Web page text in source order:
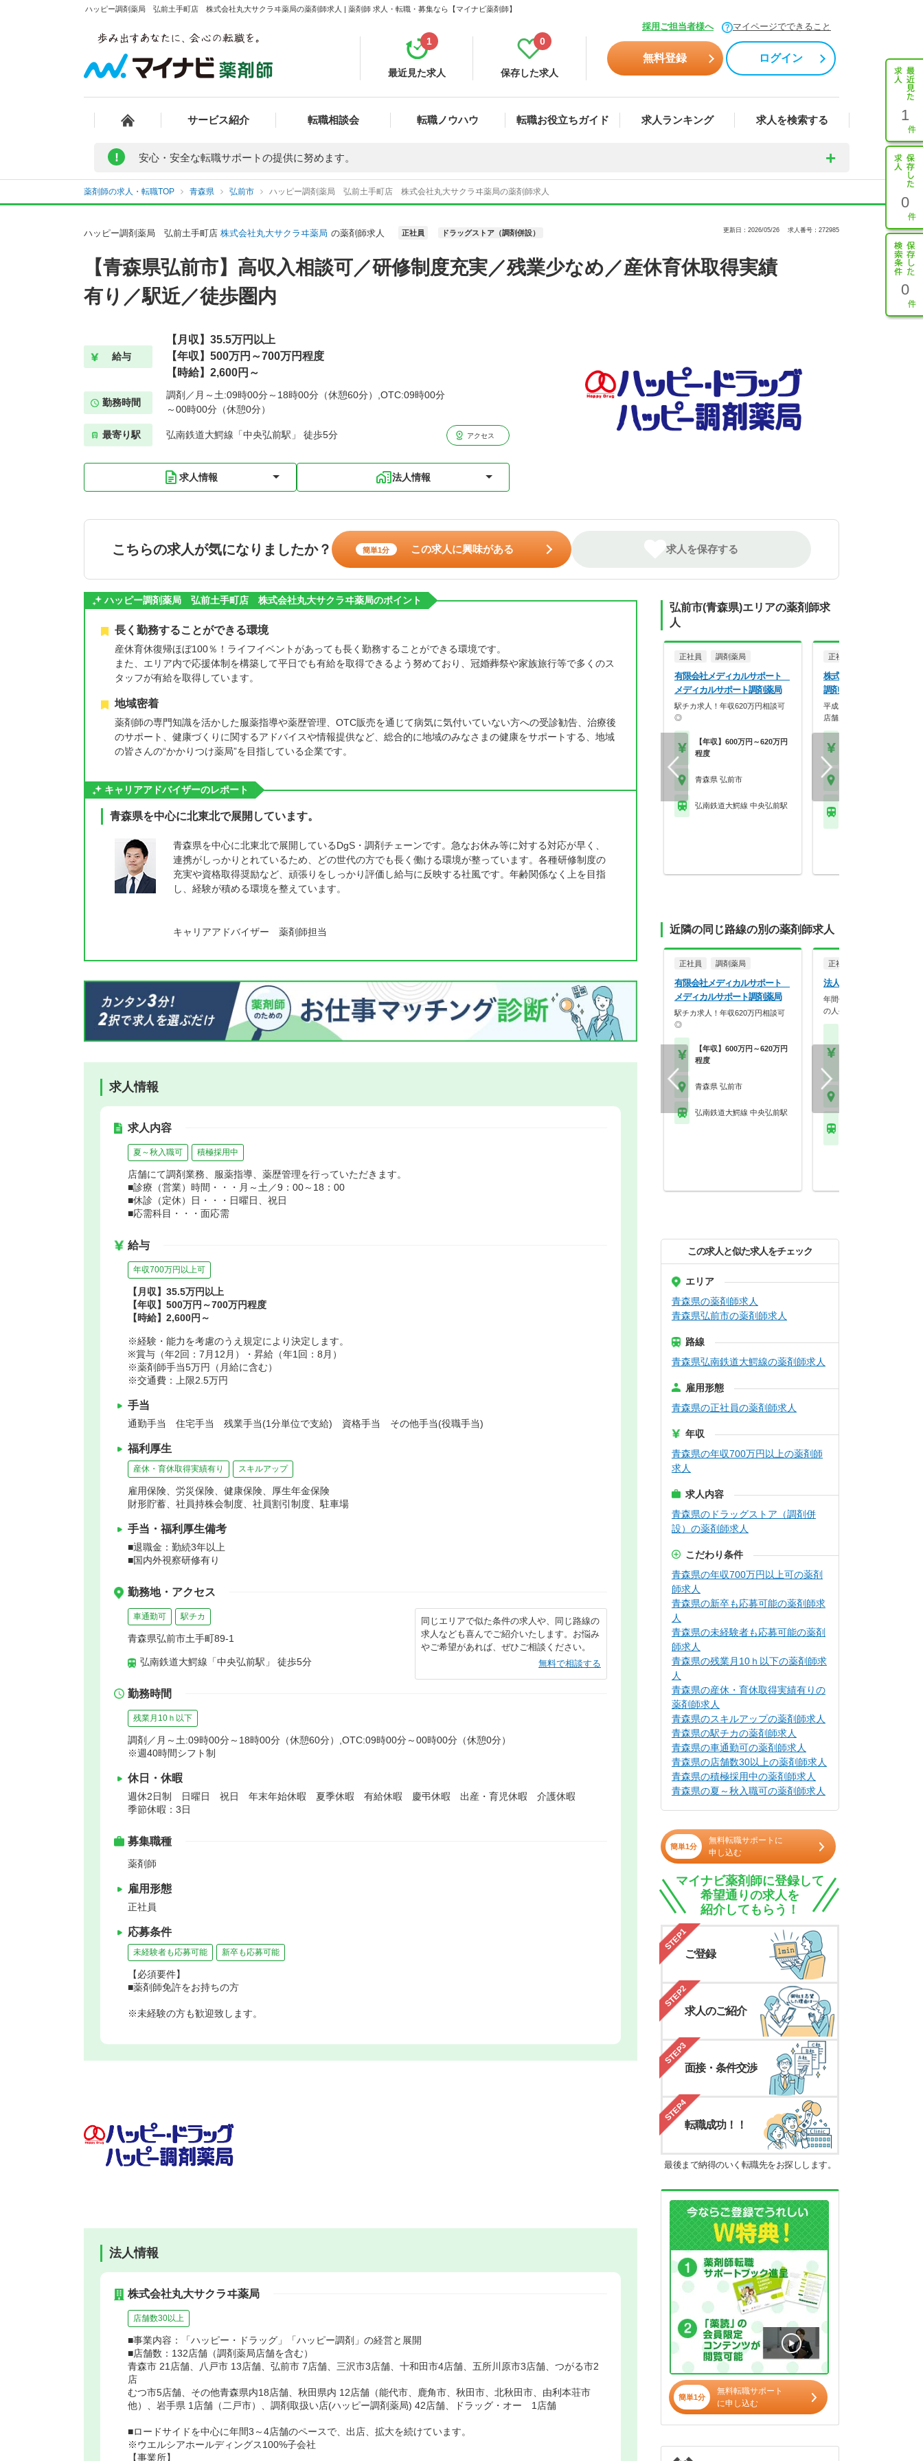
ハッピー調剤薬局 弘前土手町店 株式会社丸大サクラヰ薬局の薬剤師求人 | 薬剤師 求人・転職・募集なら【マイナビ薬剤師】
採用ご担当者様へ マイページでできること
最近見た求人
1
保存した求人
0
無料登録 ログイン
サービス紹介 転職相談会 転職ノウハウ 転職お役立ちガイド 求人ランキング 求人を検索する 1
0
0
! 安心・安全な転職サポートの提供に努めます。
薬剤師の求人・転職TOP 青森県 弘前市 ハッピー調剤薬局 弘前土手町店 株式会社丸大サクラヰ薬局の薬剤師求人
ハッピー調剤薬局 弘前土手町店 株式会社丸大サクラヰ薬局 の薬剤師求人 正社員 ドラッグストア（調剤併設） 更新日：2026/05/26 求人番号：272985
【青森県弘前市】高収入相談可／研修制度充実／残業少なめ／産休育休取得実績
有り／駅近／徒歩圏内
給与
【月収】35.5万円以上
【年収】500万円～700万円程度
【時給】2,600円～
勤務時間
調剤／月～土:09時00分～18時00分（休憩60分）,OTC:09時00分
～00時00分（休憩0分）
最寄り駅 弘南鉄道大鰐線「中央弘前駅」 徒歩5分 アクセス
求人情報 法人情報
こちらの求人が気になりましたか？ 簡単1分 この求人に興味がある 求人を保存する
ハッピー調剤薬局 弘前土手町店 株式会社丸大サクラヰ薬局のポイント
長く勤務することができる環境
産休育休復帰ほぼ100％！ライフイベントがあっても長く勤務することができる環境です。
また、エリア内で応援体制を構築して平日でも有給を取得できるよう努めており、冠婚葬祭や家族旅行等で多くのス
タッフが有給を取得しています。
地域密着
薬剤師の専門知識を活かした服薬指導や薬歴管理、OTC販売を通じて病気に気付いていない方への受診勧告、治療後
のサポート、健康づくりに関するアドバイスや情報提供など、総合的に地域のみなさまの健康をサポートする、地域
の皆さんの“かかりつけ薬局”を目指している企業です。
キャリアアドバイザーのレポート
青森県を中心に北東北で展開しています。
青森県を中心に北東北で展開しているDgS・調剤チェーンです。急なお休み等に対する対応が早く、
連携がしっかりとれているため、どの世代の方でも長く働ける環境が整っています。各種研修制度の
充実や資格取得奨励など、頑張りをしっかり評価し給与に反映する社風です。年齢関係なく上を目指
し、経験が積める環境を整えています。
キャリアアドバイザー 薬剤師担当
求人情報
求人内容
夏～秋入職可 積極採用中
店舗にて調剤業務、服薬指導、薬歴管理を行っていただきます。
■診療（営業）時間・・・月～土／9：00～18：00
■休診（定休）日・・・日曜日、祝日
■応需科目・・・面応需
給与
年収700万円以上可
【月収】35.5万円以上
【年収】500万円～700万円程度
【時給】2,600円～
※経験・能力を考慮のうえ規定により決定します。
※賞与（年2回：7月12月）・昇給（年1回：8月）
※薬剤師手当5万円（月給に含む）
※交通費：上限2.5万円
手当
通勤手当 住宅手当 残業手当(1分単位で支給) 資格手当 その他手当(役職手当)
福利厚生
産休・育休取得実績有り スキルアップ
雇用保険、労災保険、健康保険、厚生年金保険
財形貯蓄、社員持株会制度、社員割引制度、駐車場
手当・福利厚生備考
■退職金：勤続3年以上
■国内外視察研修有り
勤務地・アクセス
車通勤可 駅チカ
青森県弘前市土手町89-1
弘南鉄道大鰐線「中央弘前駅」 徒歩5分
同じエリアで似た条件の求人や、同じ路線の
求人なども喜んでご紹介いたします。お悩み
やご希望があれば、ぜひご相談ください。
無料で相談する
勤務時間
残業月10ｈ以下
調剤／月～土:09時00分～18時00分（休憩60分）,OTC:09時00分～00時00分（休憩0分）
※週40時間シフト制
休日・休暇
週休2日制 日曜日 祝日 年末年始休暇 夏季休暇 有給休暇 慶弔休暇 出産・育児休暇 介護休暇
季節休暇：3日
募集職種
薬剤師
雇用形態
正社員
応募条件
未経験者も応募可能 新卒も応募可能
【必須要件】
■薬剤師免許をお持ちの方
※未経験の方も歓迎致します。
法人情報
株式会社丸大サクラヰ薬局
店舗数30以上
■事業内容：「ハッピー・ドラッグ」「ハッピー調剤」の経営と展開
■店舗数：132店舗（調剤薬局店舗を含む）
青森市 21店舗、八戸市 13店舗、弘前市 7店舗、三沢市3店舗、十和田市4店舗、五所川原市3店舗、つがる市2
店
むつ市5店舗、その他青森県内18店舗、秋田県内 12店舗（能代市、鹿角市、秋田市、北秋田市、由利本荘市
他）、岩手県 1店舗（二戸市）、調剤取扱い店(ハッピー調剤薬局) 42店舗、ドラッグ・オー 1店舗
■ロードサイドを中心に年間3～4店舗のペースで、出店、拡大を続けています。
※ウエルシアホールディングス100%子会社
【事業所】
弘前市(青森県)エリアの薬剤師求
人
正社員 調剤薬局
有限会社メディカルサポート
メディカルサポート調剤薬局
駅チカ求人！年収620万円相談可
◎
【年収】600万円～620万円
程度
青森県 弘前市
弘南鉄道大鰐線 中央弘前駅
正社員
株式会社メディラック
調剤薬局松森町店
平成11年の設立以来、東北
店舗展開を行ってい…
近隣の同じ路線の別の薬剤師求人
正社員 調剤薬局
有限会社メディカルサポート
メディカルサポート調剤薬局
駅チカ求人！年収620万円相談可
◎
【年収】600万円～620万円
程度
青森県 弘前市
弘南鉄道大鰐線 中央弘前駅
正社員
法人名非公開
年間休日125日、最大9連休
の人生を大切にで…
この求人と似た求人をチェック
エリア
青森県の薬剤師求人
青森県弘前市の薬剤師求人
路線
青森県弘南鉄道大鰐線の薬剤師求人
雇用形態
青森県の正社員の薬剤師求人
年収
青森県の年収700万円以上の薬剤師
求人
求人内容
青森県のドラッグストア（調剤併
設）の薬剤師求人
こだわり条件
青森県の年収700万円以上可の薬剤
師求人
青森県の新卒も応募可能の薬剤師求
人
青森県の未経験者も応募可能の薬剤
師求人
青森県の残業月10ｈ以下の薬剤師求
人
青森県の産休・育休取得実績有りの
薬剤師求人
青森県のスキルアップの薬剤師求人
青森県の駅チカの薬剤師求人
青森県の車通勤可の薬剤師求人
青森県の店舗数30以上の薬剤師求人
青森県の積極採用中の薬剤師求人
青森県の夏～秋入職可の薬剤師求人
簡単1分
無料転職サポートに
申し込む
マイナビ薬剤師に登録して
希望通りの求人を
紹介してもらう！
STEP1
ご登録
STEP2
求人のご紹介
STEP3
面接・条件交渉
STEP4
転職成功！！
最後まで納得のいく転職先をお探しします。
簡単1分
無料転職サポート
に申し込む